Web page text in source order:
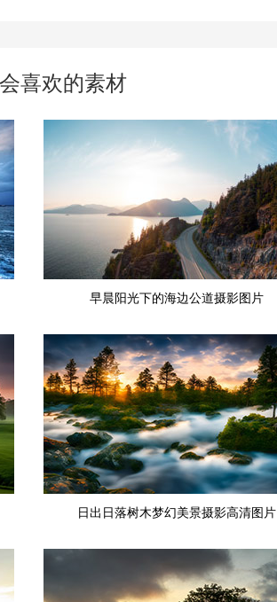
喜欢的素材
早晨阳光下的海边公道摄影图片
日出日落树木梦幻美景摄影高清图片